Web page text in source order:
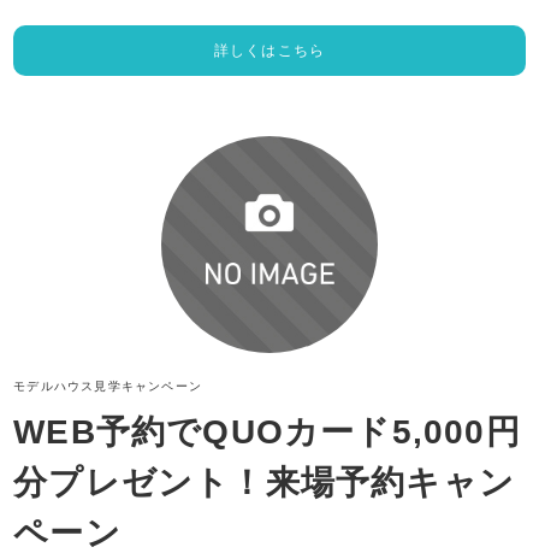
詳しくはこちら
モデルハウス見学キャンペーン
WEB予約でQUOカード5,000円
分プレゼント！来場予約キャン
ペーン